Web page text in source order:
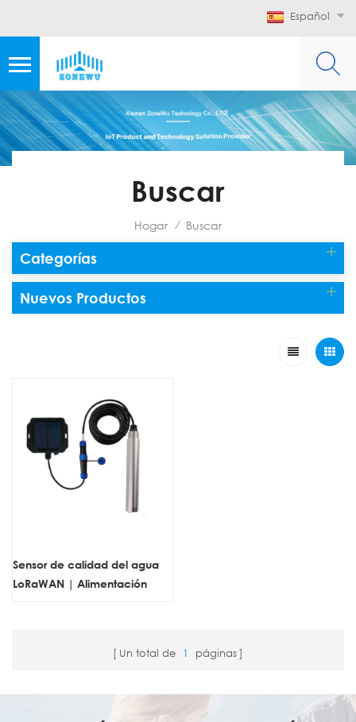
Español
Buscar
Hogar / Buscar
Categorías
Nuevos Productos
Sensor de calidad del agua
LoRaWAN | Alimentación
Un total de 1 páginas